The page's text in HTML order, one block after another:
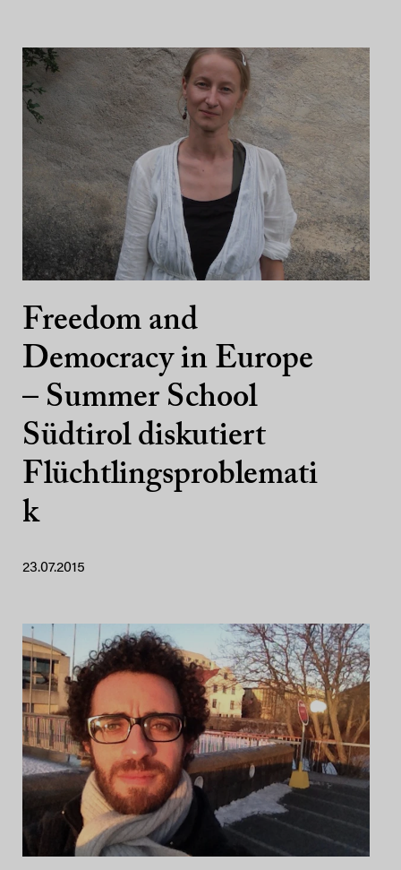
Freedom and
Democracy in Europe
– Summer School
Südtirol diskutiert
Flüchtlingsproblemati
k
23.07.2015